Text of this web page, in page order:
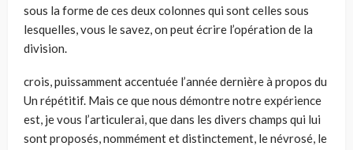
sous la forme de ces deux colonnes qui sont celles sous
lesquelles, vous le savez, on peut écrire l’opération de la
division.
crois, puissamment accentuée l’année dernière à propos du
Un répétitif. Mais ce que nous démontre notre expérience
est, je vous l’articulerai, que dans les divers champs qui lui
sont proposés, nommément et distinctement, le névrosé, le